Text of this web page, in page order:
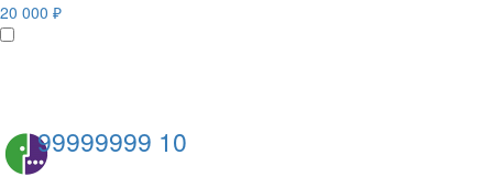
20 000 ₽
99999999 10